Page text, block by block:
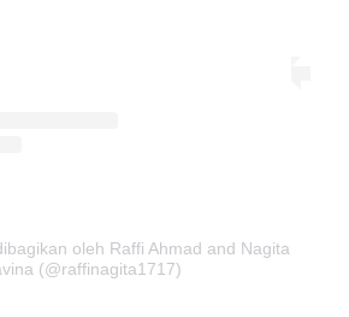
oleh Raffi Ahmad and Nagita
(@raffinagita1717)